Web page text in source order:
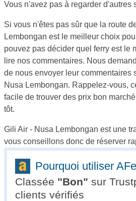
Vous n'avez pas à regarder d'autres
Si vous n'êtes pas sûr que la route
Lembongan est le meilleur choix
pouvez pas décider quel ferry est le
lire nos commentaires. Nous
de nous envoyer leur commentaires
Nusa Lembongan. Rappelez-vous,
facile de trouver des prix bon
tôt.
Gili Air - Nusa Lembongan est une
vous conseillons donc de réserver
Pourquoi utiliser
Classée "Bon" sur
clients vérifiés